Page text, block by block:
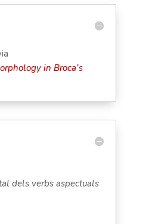
in Broca’s
dels verbs aspectuals